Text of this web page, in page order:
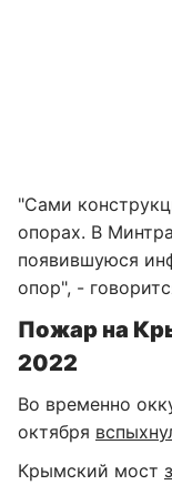
"Сами
опорах. В
появившуюся
опор", -
Пожар на
2022
Во временно
октября
Крымский мост